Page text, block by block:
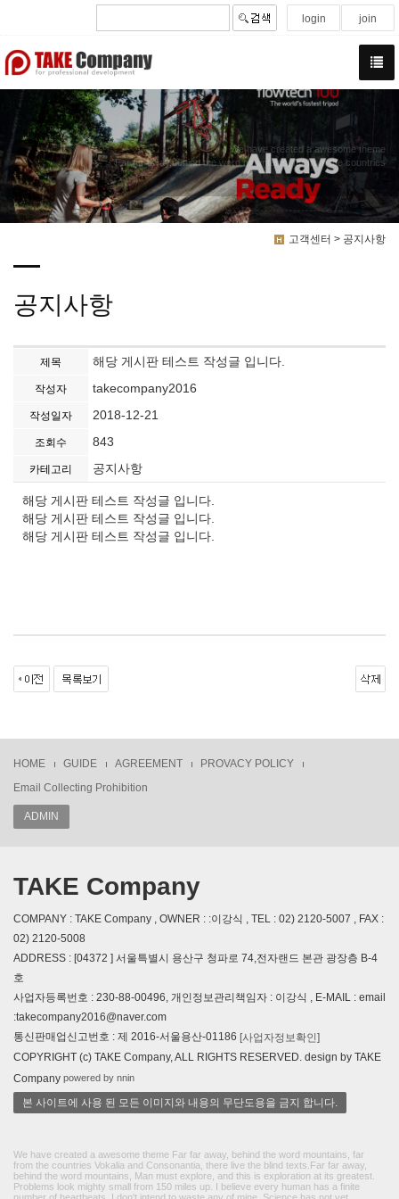
login join
We have created a awesome theme
Far far away,behind the word mountains, far from the countries
고객센터 > 공지사항
공지사항
제목 해당 게시판 테스트 작성글 입니다.
작성자 takecompany2016
작성일자 2018-12-21
조회수 843
카테고리 공지사항
해당 게시판 테스트 작성글 입니다.
해당 게시판 테스트 작성글 입니다.
해당 게시판 테스트 작성글 입니다.
HOME GUIDE AGREEMENT
PROVACY POLICY
Email Collecting Prohibition
ADMIN
TAKE Company
COMPANY : TAKE Company , OWNER : :이강식 , TEL : 02) 2120-5007 , FAX :
02) 2120-5008
ADDRESS : [04372 ] 서울특별시 용산구 청파로 74,전자랜드 본관 광장층 B-4
호
사업자등록번호 : 230-88-00496, 개인정보관리책임자 : 이강식 , E-MAIL : email
:takecompany2016@naver.com
통신판매업신고번호 : 제 2016-서울용산-01186 [사업자정보확인]
COPYRIGHT (c) TAKE Company, ALL RIGHTS RESERVED. design by TAKE
Company powered by nnin
본 사이트에 사용 된 모든 이미지와 내용의 무단도용을 금지 합니다.
We have created a awesome theme Far far away, behind the word mountains, far
from the countries Vokalia and Consonantia, there live the blind texts.Far far away,
behind the word mountains, Man must explore, and this is exploration at its greatest.
Problems look mighty small from 150 miles up. I believe every human has a finite